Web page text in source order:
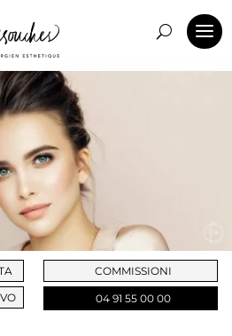
COMMISSIONI
04 91 55 00 00